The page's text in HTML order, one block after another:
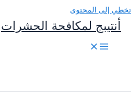
تخطي إلى المحتوى
أنتيبج لمكافحة الحشرات